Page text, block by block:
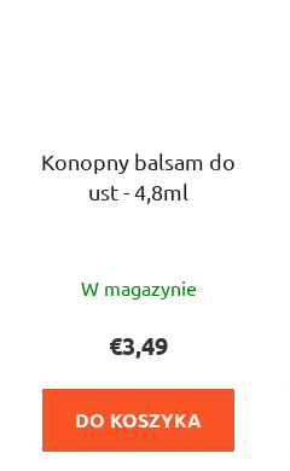
Konopny balsam do
ust - 4,8ml
ocena
wynosi
5,0
na
W magazynie
€3,49
DO KOSZYKA